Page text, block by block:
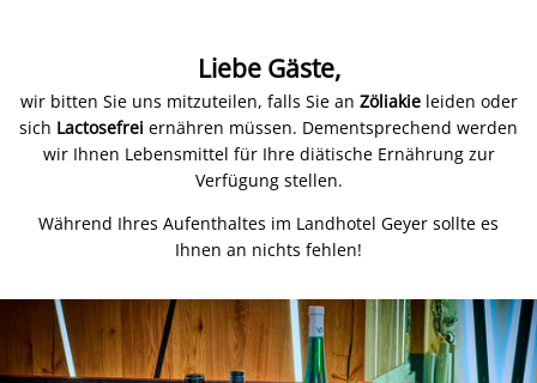
Liebe Gäste,
wir bitten Sie uns mitzuteilen, falls Sie an Zöliakieleiden oder
sich Lactosefrei ernähren müssen. Dementsprechend werden
wir Ihnen Lebensmittel für Ihre diätische Ernährung zur
Verfügung stellen.
Während Ihres Aufenthaltes im Landhotel Geyer sollte es
Ihnen an nichts fehlen!